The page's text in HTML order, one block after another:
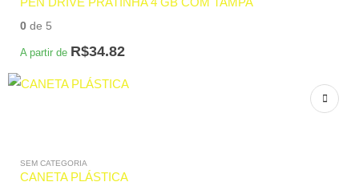
0 de 5
A partir de R$34.82
SEM CATEGORIA
CANETA PLÁSTICA